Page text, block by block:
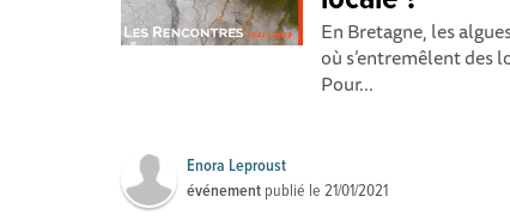
En Bretagne, les
où s’entremêlent des
Pour...
Enora Leproust
événement publié le21/01/2021